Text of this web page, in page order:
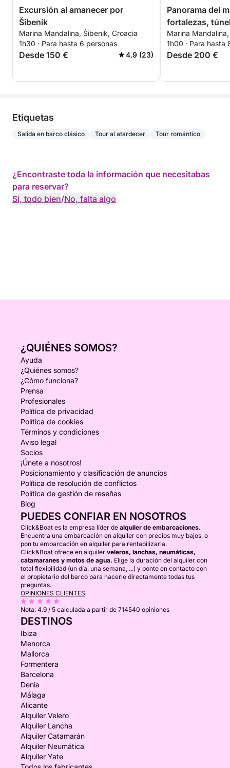
Excursión al amanecer por
Šibenik
Marina Mandalina, Šibenik, Croacia
1h30 · Para hasta 6 personas
Desde 150 € 4.9 (23)
Panorama del
fortalezas,
Marina
1h00 · Para hasta
Desde 200 €
Etiquetas
Salida en barco clásico Tour al atardecer Tour romántico
¿Encontraste toda la información que necesitabas
para reservar?
Sí, todo bien/No, falta algo
¿QUIÉNES SOMOS?
Ayuda
¿Quiénes somos?
¿Cómo funciona?
Prensa
Profesionales
Política de privacidad
Política de cookies
Términos y condiciones
Aviso legal
Socios
¡Únete a nosotros!
Posicionamiento y clasificación de anuncios
Política de resolución de conflictos
Política de gestión de reseñas
Blog
PUEDES CONFIAR EN NOSOTROS
Click&Boat es la empresa líder de alquiler de embarcaciones.
Encuentra una embarcación en alquiler con precios muy bajos, o
pon tu embarcación en alquiler para rentabilizarla.
Click&Boat ofrece en alquiler veleros, lanchas, neumáticas,
catamaranes y motos de agua. Elige la duración del alquiler con
total flexibilidad (un día, una semana, ...) y ponte en contacto con
el propietario del barco para hacerle directamente todas tus
preguntas.
OPINIONES CLIENTES
Nota: 4.9 / 5 calculada a partir de 714540 opiniones
DESTINOS
Ibiza
Menorca
Mallorca
Formentera
Barcelona
Denia
Málaga
Alicante
Alquiler Velero
Alquiler Lancha
Alquiler Catamarán
Alquiler Neumática
Alquiler Yate